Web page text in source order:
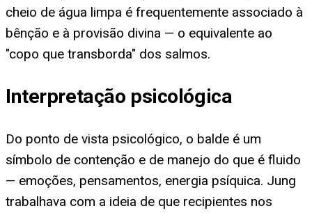
cheio de água limpa é frequentemente associado à
bênção e à provisão divina — o equivalente ao
"copo que transborda" dos salmos.
Interpretação psicológica
Do ponto de vista psicológico, o balde é um
símbolo de contenção e de manejo do que é fluido
— emoções, pensamentos, energia psíquica. Jung
trabalhava com a ideia de que recipientes nos